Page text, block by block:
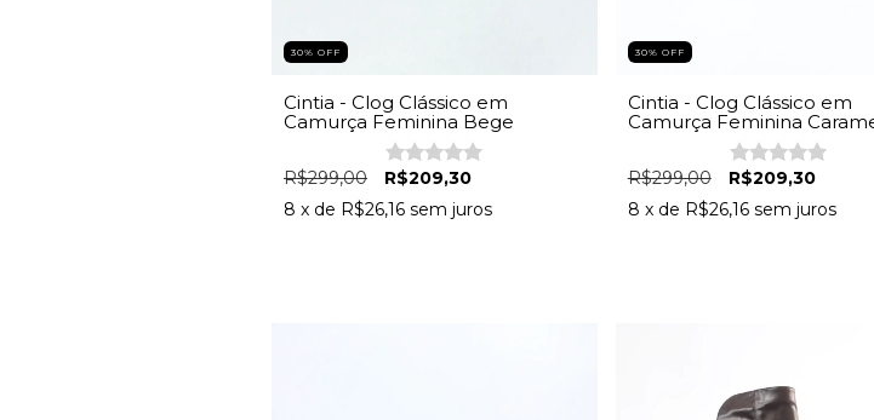
30% OFF
Cintia - Clog Clássico em
Camurça Feminina Bege
R$299,00
R$209,30
8 x de R$26,16 sem juros
30% OFF
Cintia - Clog Clássico em
Camurça Feminina
R$299,00
R$209,30
8 x de R$26,16 sem juros